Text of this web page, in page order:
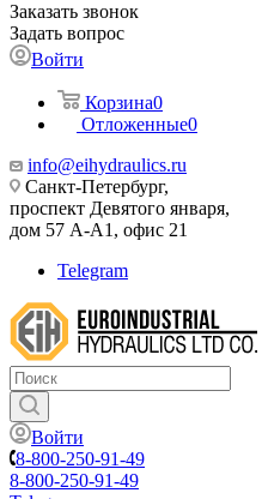
Заказать звонок
Задать вопрос
Войти
Корзина0
Отложенные0
info@eihydraulics.ru
Санкт-Петербург,
проспект Девятого января,
дом 57 А-А1, офис 21
Telegram
Войти
8-800-250-91-49
8-800-250-91-49